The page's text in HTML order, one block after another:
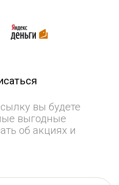
вы будете
выгодные
об акциях и